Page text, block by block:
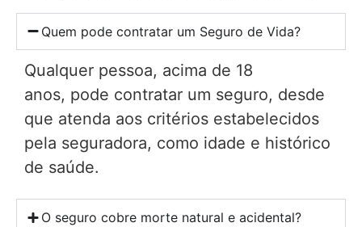
Quem pode contratar um Seguro de Vida?
Qualquer pessoa, acima de 18
anos, pode contratar um seguro, desde
que atenda aos critérios estabelecidos
pela seguradora, como idade e histórico
de saúde.
O seguro cobre morte natural e acidental?